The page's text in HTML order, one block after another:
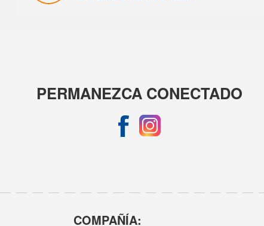
PERMANEZCA CONECTADO
COMPAÑÍA: